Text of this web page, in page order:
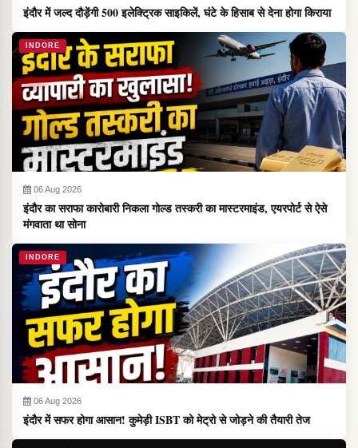
इंदौर में जल्द दौड़ेंगी 500 इलेक्ट्रिक साइकिलें, घंटे के हिसाब से देना होगा किराया
INDORE
06 Aug 2026
इंदौर का सराफा कारोबारी निकला गोल्ड तस्करी का मास्टरमाइंड, एयरपोर्ट से ऐसे
मंगवाता था सोना
INDORE
06 Aug 2026
इंदौर में सफर होगा आसान! कुमेड़ी ISBT को मेट्रो से जोड़ने की तैयारी तेज